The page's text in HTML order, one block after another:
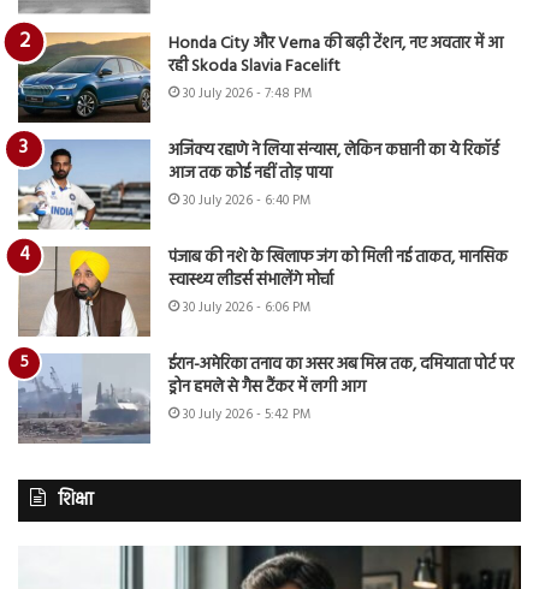
Honda City और Verna की बढ़ी टेंशन, नए अवतार में आ
रही Skoda Slavia Facelift
30 July 2026 - 7:48 PM
अजिंक्य रहाणे ने लिया संन्यास, लेकिन कप्तानी का ये रिकॉर्ड
आज तक कोई नहीं तोड़ पाया
30 July 2026 - 6:40 PM
पंजाब की नशे के खिलाफ जंग को मिली नई ताकत, मानसिक
स्वास्थ्य लीडर्स संभालेंगे मोर्चा
30 July 2026 - 6:06 PM
ईरान-अमेरिका तनाव का असर अब मिस्र तक, दमियाता पोर्ट पर
ड्रोन हमले से गैस टैंकर में लगी आग
30 July 2026 - 5:42 PM
शिक्षा